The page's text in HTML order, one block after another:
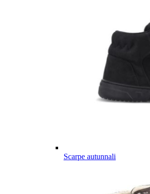
Scarpe autunnali